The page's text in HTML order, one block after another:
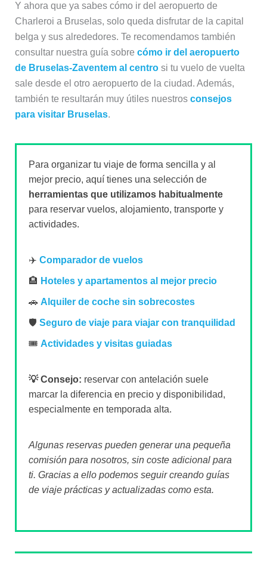
Y ahora que ya sabes cómo ir del aeropuerto de
Charleroi a Bruselas, solo queda disfrutar de la capital
belga y sus alrededores. Te recomendamos también
consultar nuestra guía sobre cómo ir del aeropuerto
de Bruselas-Zaventem al centrosi tu vuelo de vuelta
sale desde el otro aeropuerto de la ciudad. Además,
también te resultarán muy útiles nuestros consejos
para visitar Bruselas.
Para organizar tu viaje de forma sencilla y al
mejor precio, aquí tienes una selección de
herramientas que utilizamos habitualmente
para reservar vuelos, alojamiento, transporte y
actividades.
✈️ Comparador de vuelos
🏨 Hoteles y apartamentos al mejor precio
🚗 Alquiler de coche sin sobrecostes
🛡️ Seguro de viaje para viajar con tranquilidad
🎟️ Actividades y visitas guiadas
💡 Consejo: reservar con antelación suele
marcar la diferencia en precio y disponibilidad,
especialmente en temporada alta.
Algunas reservas pueden generar una pequeña
comisión para nosotros, sin coste adicional para
ti. Gracias a ello podemos seguir creando guías
de viaje prácticas y actualizadas como esta.